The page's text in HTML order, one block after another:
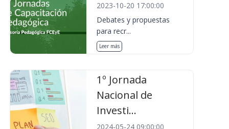
2023-10-20 17:00:00
Debates y propuestas
para recr...
Leer más
1º Jornada
Nacional de
Investi...
2024-05-24 09:00:00